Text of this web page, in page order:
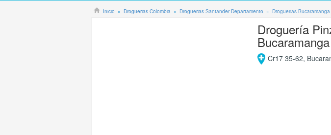
Inicio Droguerias Colombia Droguerias Santander Departamento Droguerias Bucaramanga
Droguería
Bucaramanga
Cr17 35-62,